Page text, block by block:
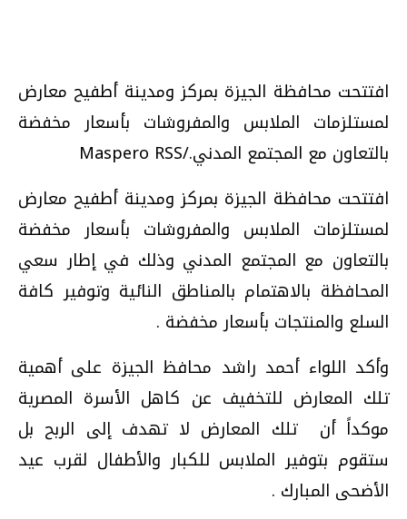
افتتحت محافظة الجيزة بمركز ومدينة أطفيح معارض
لمستلزمات الملابس والمفروشات بأسعار مخفضة
بالتعاون مع المجتمع المدني./Maspero RSS
افتتحت محافظة الجيزة بمركز ومدينة أطفيح معارض
لمستلزمات الملابس والمفروشات بأسعار مخفضة
بالتعاون مع المجتمع المدني وذلك في إطار سعي
المحافظة بالاهتمام بالمناطق النائية وتوفير كافة
السلع والمنتجات بأسعار مخفضة .
وأكد اللواء أحمد راشد محافظ الجيزة على أهمية
تلك المعارض للتخفيف عن كاهل الأسرة المصرية
موكداً أن تلك المعارض لا تهدف إلى الربح بل
ستقوم بتوفير الملابس للكبار والأطفال لقرب عيد
الأضحى المبارك .